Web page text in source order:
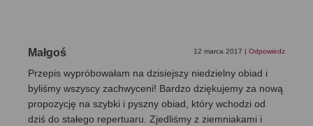
Małgoś 12 marca 2017 | Odpowiedz
Przepis wypróbowałam na dzisiejszy niedzielny obiad i
byliśmy wszyscy zachwyceni! Bardzo dziękujemy za nową
propozycję na szybki i pyszny obiad, który wchodzi od
dziś do stałego repertuaru. Zjedliśmy z ziemniakami i